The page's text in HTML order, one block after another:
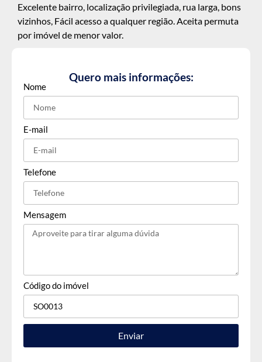
Excelente bairro, localização privilegiada, rua larga, bons
vizinhos, Fácil acesso a qualquer região. Aceita permuta
por imóvel de menor valor.
Quero mais informações:
Nome
E-mail
Telefone
Mensagem
Código do imóvel
Enviar